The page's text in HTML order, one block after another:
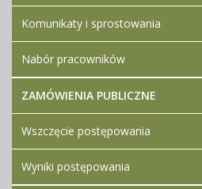
Komunikaty i sprostowania
Nabór pracowników
ZAMÓWIENIA PUBLICZNE
Wszczęcie postępowania
Wyniki postępowania